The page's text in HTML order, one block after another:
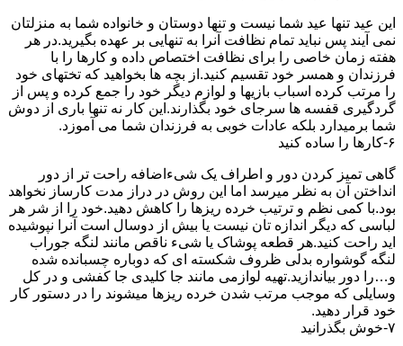
این عید تنها عید شما نیست و تنها دوستان و خانواده شما به منزلتان
نمی آیند پس نباید تمام نظافت آنرا به تنهایی بر عهده بگیرید.در هر
هفته زمان خاصی را برای نظافت اختصاص داده و کارها را با
فرزندان و همسر خود تقسیم کنید.از بچه ها بخواهید که تختهای خود
را مرتب کرده اسباب بازیها و لوازم دیگر خود را جمع کرده و پس از
گردگیری قفسه ها سرجای خود بگذارند.این کار نه تنها باری از دوش
شما برمیدارد بلکه عادات خوبی به فرزندان شما می آموزد.
۶-کارها را ساده کنید
گاهی تمیز کردن دور و اطراف یک شیءاضافه راحت تر از دور
انداختن آن به نظر میرسد اما این روش در دراز مدت کارساز نخواهد
بود.با کمی نظم و ترتیب خرده ریزها را کاهش دهید.خود را از شر هر
لباسی که دیگر اندازه تان نیست یا بیش از دوسال است آنرا نپوشیده
اید راحت کنید.هر قطعه پوشاک یا شیء ناقص مانند لنگه جوراب
لنگه گوشواره بدلی ظروف شکسته ای که دوباره چسبانده شده
و…را دور بیاندازید.تهیه لوازمی مانند جا کلیدی جا کفشی و در کل
وسایلی که موجب مرتب شدن خرده ریزها میشوند را در دستور کار
خود قرار دهید.
۷-خوش بگذرانید